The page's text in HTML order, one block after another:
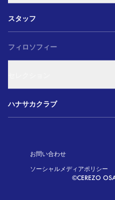
ガールズU-15
和歌山U-15
ガールズU-15
U-18
和歌山U-15
スタッフ
フィロソフィー
アカデミー セレクション
ハナサカクラブ
お問い合わせ
ソーシャルメディアポリシー
©CEREZO